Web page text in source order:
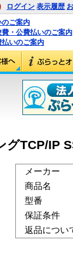
ログイン 表示履歴
ご案内
・公費払いのご案内
いのご案内
グTCP/IP
メーカー
商品名
型番
保証条件
返品につい